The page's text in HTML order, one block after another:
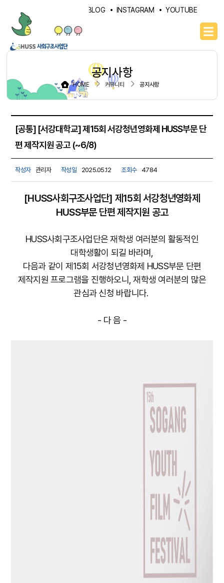
NAVER BLOG INSTAGRAM YOUTUBE
공지사항
HOME 커뮤니티 공지사항
[공통] [서강대학교] 제15회 서강청년영화제 HUSS부문 단
편 제작지원 공고 (~6/8)
작성자 관리자 작성일 2025.05.12 조회수 4784
[HUSS사회구조사업단] 제15회 서강청년영화제
HUSS부문 단편 제작지원 공고
HUSS사회구조사업단은 재학생 여러분의 활동적인
대학생활이 되길 바라며,
다음과 같이 제15회 서강청년영화제 HUSS부문 단편
제작지원 프로그램을 진행하오니, 재학생 여러분의 많은
관심과 신청 바랍니다.
- 다 음 -